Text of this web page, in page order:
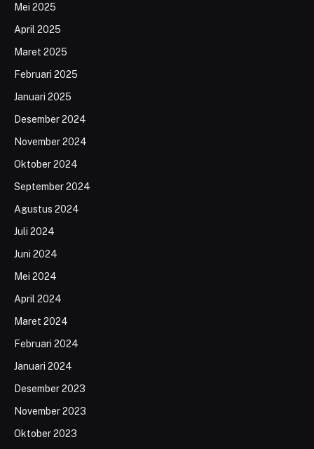
Mei 2025
April 2025
Maret 2025
Februari 2025
Januari 2025
Desember 2024
November 2024
Oktober 2024
September 2024
Agustus 2024
Juli 2024
Juni 2024
Mei 2024
April 2024
Maret 2024
Februari 2024
Januari 2024
Desember 2023
November 2023
Oktober 2023